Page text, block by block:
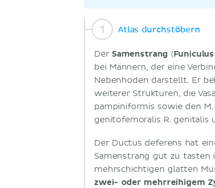
Atlas durchstöbern
Der Samenstrang (
bei Männern, der eine
Nebenhoden darstellt. Er
weiterer Strukturen, die
pampiniformis sowie den
genitofemoralis R. genitalis
Der Ductus deferens hat
Samenstrang gut zu tasten
mehrschichtigen glatten
zwei- oder mehrreihigem